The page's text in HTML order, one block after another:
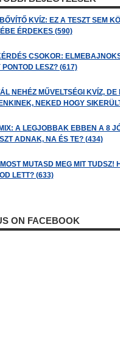
KVÍZ: EZ A TESZT SEM
ÉRDEKES (590)
CSOKOR:
PONTOD LESZ? (617)
NEHÉZ MŰVELTSÉGI KVÍZ, DE
NEKED HOGY
A LEGJOBBAK EBBEN A 8
ADNAK, NA ÉS TE? (434)
MUTASD MEG MIT TUDSZ!
LETT? (633)
ON FACEBOOK